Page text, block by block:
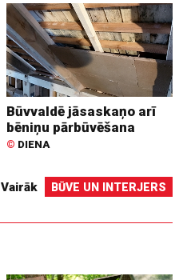
Būvvaldē jāsaskaņo arī
bēniņu pārbūvēšana
© DIENA
Vairāk BŪVE UN INTERJERS